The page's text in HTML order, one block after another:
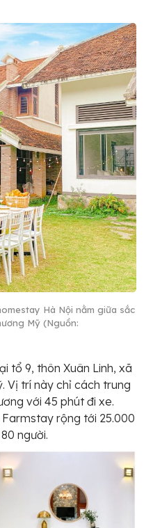
Hà Nội nằm giữa sắc
Mỹ (Nguồn:
tổ 9, thôn Xuân Linh, xã
Vị trí này chỉ cách trung
với 45 phút đi xe.
rộng tới 25.000
người.